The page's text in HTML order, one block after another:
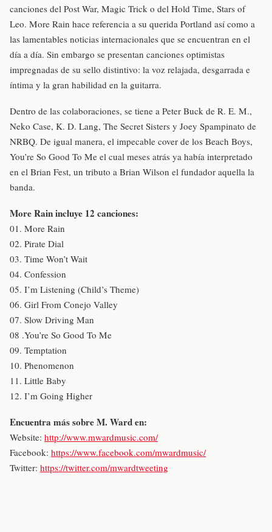
canciones del Post War, Magic Trick o del Hold Time, Stars of
Leo. More Rain hace referencia a su querida Portland así como a
las lamentables noticias internacionales que se encuentran en el
día a día. Sin embargo se presentan canciones optimistas
impregnadas de su sello distintivo: la voz relajada, desgarrada e
íntima y la gran habilidad en la guitarra.
Dentro de las colaboraciones, se tiene a Peter Buck de R. E. M.,
Neko Case, K. D. Lang, The Secret Sisters y Joey Spampinato de
NRBQ. De igual manera, el impecable cover de los Beach Boys,
You’re So Good To Me el cual meses atrás ya había interpretado
en el Brian Fest, un tributo a Brian Wilson el fundador aquella la
banda.
More Rain incluye 12 canciones:
01. More Rain
02. Pirate Dial
03. Time Won’t Wait
04. Confession
05. I’m Listening (Child’s Theme)
06. Girl From Conejo Valley
07. Slow Driving Man
08 .You’re So Good To Me
09. Temptation
10. Phenomenon
11. Little Baby
12. I’m Going Higher
Encuentra más sobre M. Ward en:
Website: http://www.mwardmusic.com/
Facebook: https://www.facebook.com/mwardmusic/
Twitter: https://twitter.com/mwardtweeting